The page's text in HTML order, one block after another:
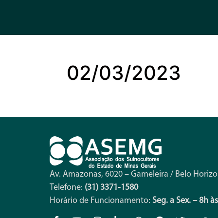
02/03/2023
Av. Amazonas, 6020 – Gameleira / Belo
Telefone: (31) 3371-1580
Horário de Funcionamento: Seg. a Sex. – 8h